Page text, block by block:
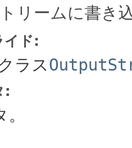
リームに書き
イド:
ラス
: